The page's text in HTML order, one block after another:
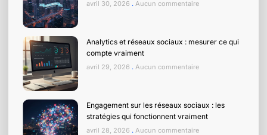
avril 30, 2026 Aucun commentaire
Analytics et réseaux sociaux : mesurer ce qui
compte vraiment
avril 29, 2026 Aucun commentaire
Engagement sur les réseaux sociaux : les
stratégies qui fonctionnent vraiment
avril 28, 2026 Aucun commentaire